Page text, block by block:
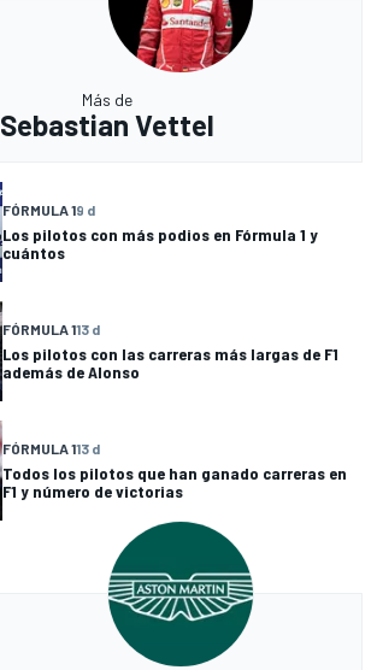
Más de
Sebastian Vettel
FÓRMULA 19 d
Los pilotos con más podios en Fórmula 1 y
cuántos
FÓRMULA 113 d
Los pilotos con las carreras más largas de F1
además de Alonso
FÓRMULA 113 d
Todos los pilotos que han ganado carreras en
F1 y número de victorias